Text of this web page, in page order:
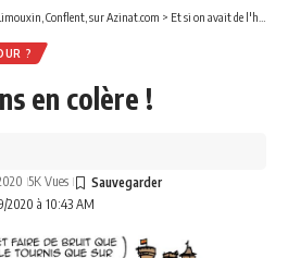
Conflent, sur Azinat.com > Et si on avait de l'humour ?
?
en colère !
2020 à 10:43 AM
5K Vues